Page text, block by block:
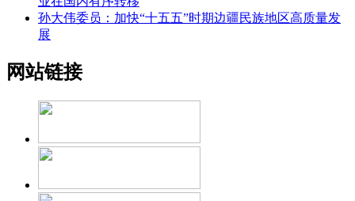
孙大伟委员：加快“十五五”时期边疆民族地区高质量发
展
网站链接